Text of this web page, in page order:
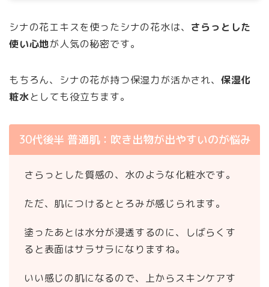
シナの花エキスを使ったシナの花水は、 さらっとした
使い心地が人気の秘密です。
もちろん、シナの花が持つ保湿力が活かされ、 保湿化
粧水としても役立ちます。
30代後半 普通肌：吹き出物が出やすいのが悩み
さらっとした質感の、水のような化粧水です。
ただ、肌につけるととろみが感じられます。
塗ったあとは水分が浸透するのに、しばらくす
ると表面はサラサラになりますね。
いい感じの肌になるので、上からスキンケアす